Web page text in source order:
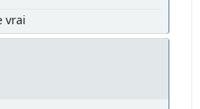
vrai